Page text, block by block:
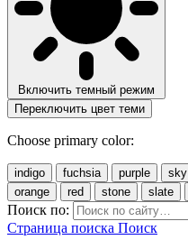
Включить темный режим
Переключить цвет теми
Choose primary color:
indigo fuchsia purple sky
orange
red stone slate
Поиск по:
Страница поиска Поиск